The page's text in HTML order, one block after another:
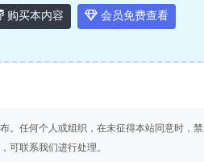
购买本内容 会员免费查看
。任何个人或组织，在未征得本站同意时，
可联系我们进行处理。